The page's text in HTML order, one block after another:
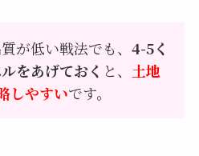
が低い戦法でも、4-5く
をあげておく と、 土地
しやすいです。